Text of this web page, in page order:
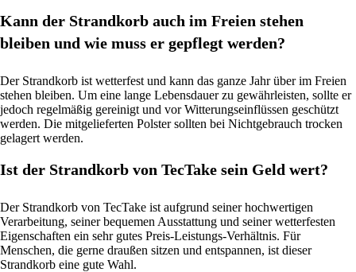
Kann der Strandkorb auch im Freien stehen
bleiben und wie muss er gepflegt werden?
Der Strandkorb ist wetterfest und kann das ganze Jahr über im Freien
stehen bleiben. Um eine lange Lebensdauer zu gewährleisten, sollte er
jedoch regelmäßig gereinigt und vor Witterungseinflüssen geschützt
werden. Die mitgelieferten Polster sollten bei Nichtgebrauch trocken
gelagert werden.
Ist der Strandkorb von TecTake sein Geld wert?
Der Strandkorb von TecTake ist aufgrund seiner hochwertigen
Verarbeitung, seiner bequemen Ausstattung und seiner wetterfesten
Eigenschaften ein sehr gutes Preis-Leistungs-Verhältnis. Für
Menschen, die gerne draußen sitzen und entspannen, ist dieser
Strandkorb eine gute Wahl.